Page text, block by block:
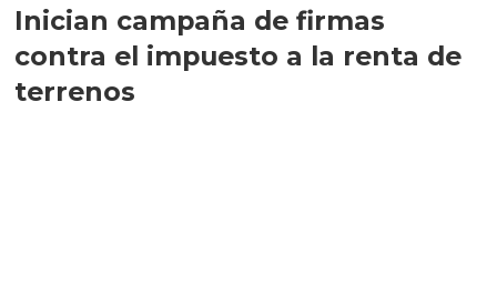
Inician campaña de firmas
contra el impuesto a la renta de
terrenos